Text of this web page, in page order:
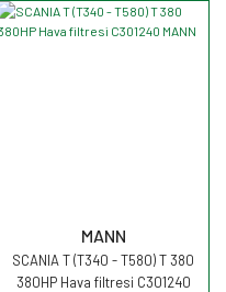
MANN
SCANIA T (T340 - T580) T 380
380HP Hava filtresi C301240